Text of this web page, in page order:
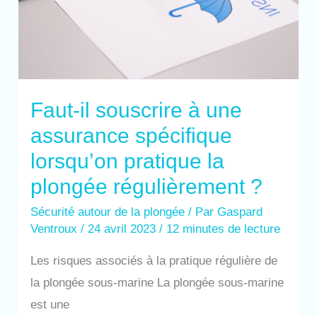
Faut-il souscrire à une
assurance spécifique
lorsqu’on pratique la
plongée régulièrement ?
Sécurité autour de la plongée / ParGaspard
Ventroux/ 24 avril 2023/ 12 minutes de lecture
Les risques associés à la pratique régulière de
la plongée sous-marine La plongée sous-marine
est une